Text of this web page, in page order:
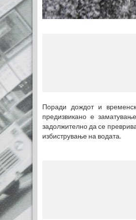
Поради дождот и
предизвикано е
задолжително да се
избистрување на водата.